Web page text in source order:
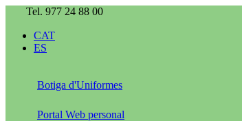
Tel. 977 24 88 00
CAT
ES
Botiga d'Uniformes
Portal Web personal